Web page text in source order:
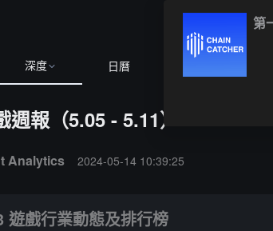
深度 日曆
報（5.05 - 5.11）
Analytics 2024-05-14 10:39:25
遊戲行業動態及排行榜
第